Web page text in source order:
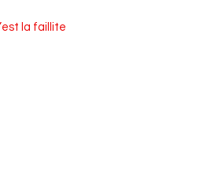
la faillite